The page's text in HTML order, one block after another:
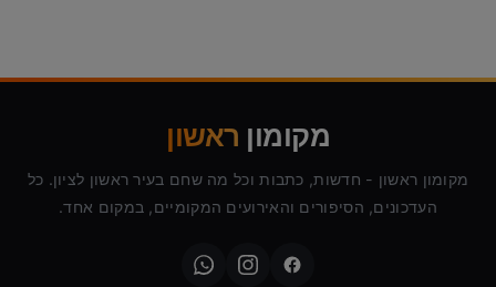
מקומון ראשון
מקומון ראשון - חדשות, כתבות וכל מה שחם בעיר ראשון לציון. כל
העדכונים, הסיפורים והאירועים המקומיים, במקום אחד.